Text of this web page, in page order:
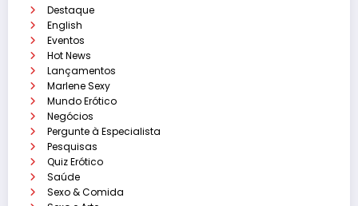
Destaque
English
Eventos
Hot News
Lançamentos
Marlene Sexy
Mundo Erótico
Negócios
Pergunte à Especialista
Pesquisas
Quiz Erótico
Saúde
Sexo & Comida